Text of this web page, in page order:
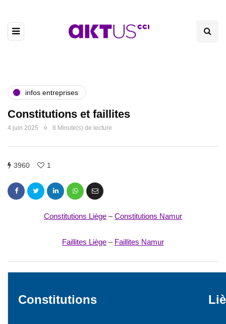
infos entreprises
Constitutions et faillites
4 juin 2025 8 Minute(s) de lecture
3960 1
Constitutions Liège –Constitutions Namur
Faillites Liège – Faillites Namur
Constitutions